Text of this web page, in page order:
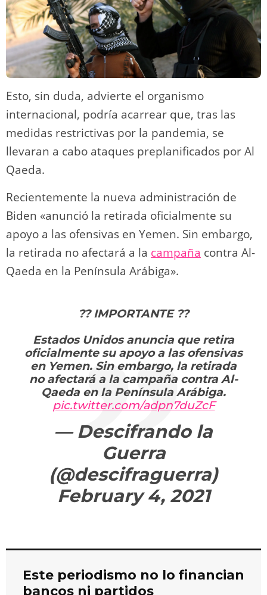
Esto, sin duda, advierte el organismo
internacional, podría acarrear que, tras las
medidas restrictivas por la pandemia, se
llevaran a cabo ataques preplanificados por Al
Qaeda.
Recientemente la nueva administración de
Biden «anunció la retirada oficialmente su
apoyo a las ofensivas en Yemen. Sin embargo,
la retirada no afectará a la campaña contra Al-
Qaeda en la Península Arábiga».
?? IMPORTANTE ??
Estados Unidos anuncia que retira
oficialmente su apoyo a las ofensivas
en Yemen. Sin embargo, la retirada
no afectará a la campaña contra Al-
Qaeda en la Península Arábiga.
pic.twitter.com/adpn7duZcF
— Descifrando la
Guerra
(@descifraguerra)
February 4, 2021
Este periodismo no lo financian
bancos ni partidos